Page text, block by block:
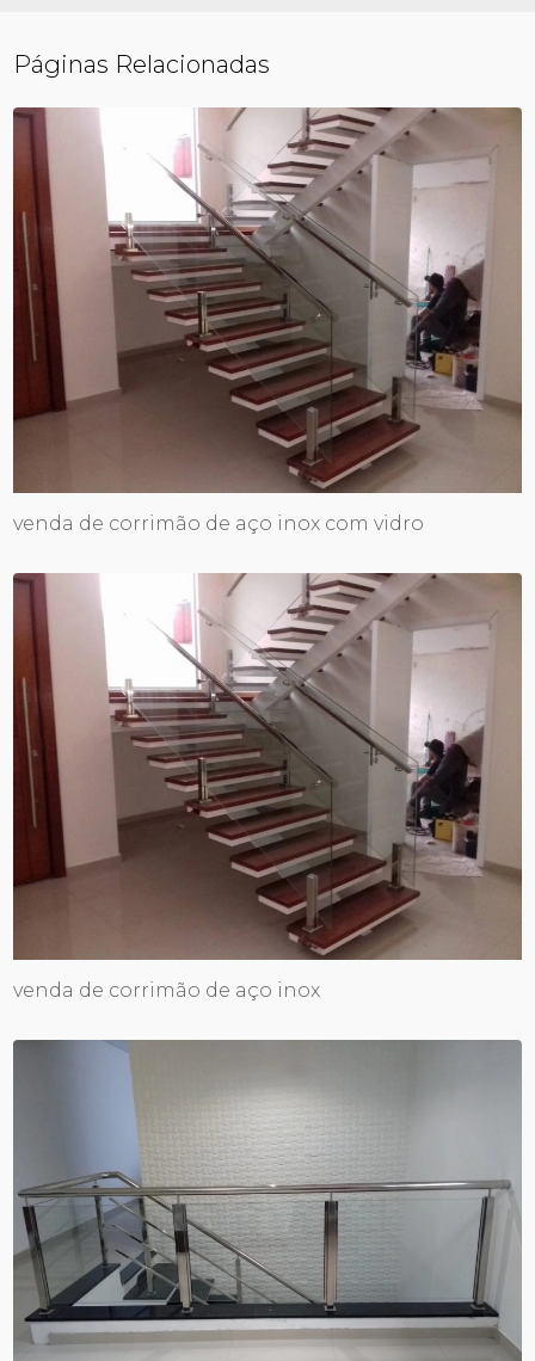
Páginas Relacionadas
venda de corrimão de aço inox com vidro
venda de corrimão de aço inox